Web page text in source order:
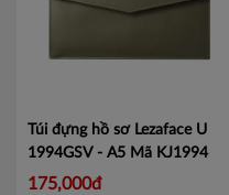
Túi đựng hồ sơ Lezaface U
1994GSV - A5 Mã KJ1994
175,000đ